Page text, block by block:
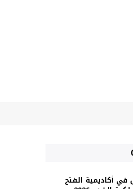
في أكاديمية الفتح